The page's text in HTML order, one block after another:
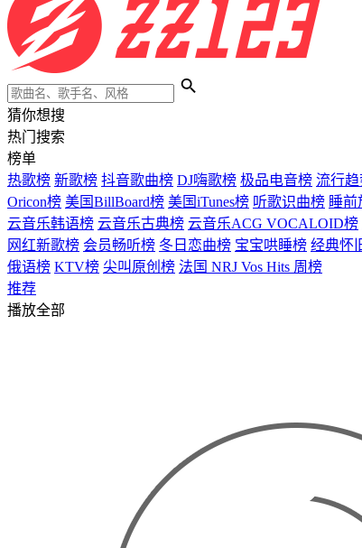
猜你想搜
热门搜索
榜单
热歌榜 新歌榜 抖音歌曲榜 DJ嗨歌榜 极品电音榜 流行
Oricon榜 美国BillBoard榜 美国iTunes榜 听歌识曲榜 睡前
云音乐韩语榜 云音乐古典榜 云音乐ACG VOCALOID榜
网红新歌榜 会员畅听榜 冬日恋曲榜 宝宝哄睡榜 经典怀
俄语榜 KTV榜 尖叫原创榜 法国 NRJ Vos Hits 周榜
推荐
播放全部